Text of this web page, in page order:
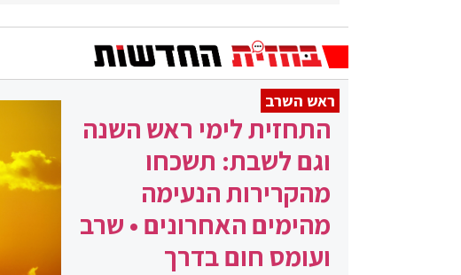
ראש השרב
התחזית לימי ראש השנה
וגם לשבת: תשכחו
מהקרירות הנעימה
מהימים האחרונים • שרב
ועומס חום בדרך